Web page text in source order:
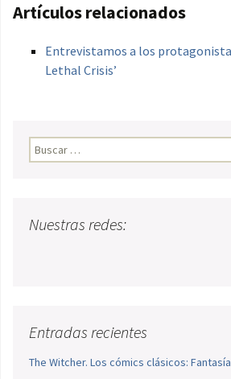
Artículos relacionados
Entrevistamos a los
Lethal Crisis’
Buscar:
Nuestras redes:
Entradas recientes
The Witcher. Los cómics clásicos: